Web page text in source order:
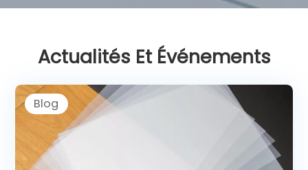
Actualités Et Événements
Blog